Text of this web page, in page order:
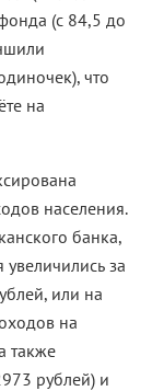
(с 84,5 до
что
на
населения.
банка,
за
или на
на
также
рублей) и